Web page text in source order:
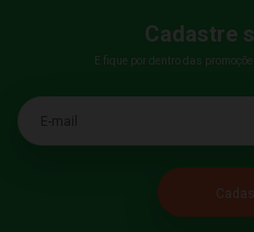
Cadastre
E fique por dentro das
E-mail